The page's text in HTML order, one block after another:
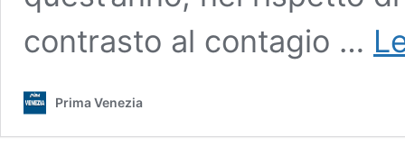
contrasto al contagio …
Prima Venezia